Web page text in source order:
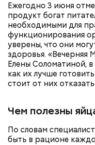
Ежегодно 3 июня
продукт богат
необходимыми для
функционирования
уверены, что они
здоровья. «Вечерняя
Елены Соломатиной, в
как их лучше
стоит от них
Чем полезны
По словам
быть в рационе
беременным,
людям с
пожилым;
детям.